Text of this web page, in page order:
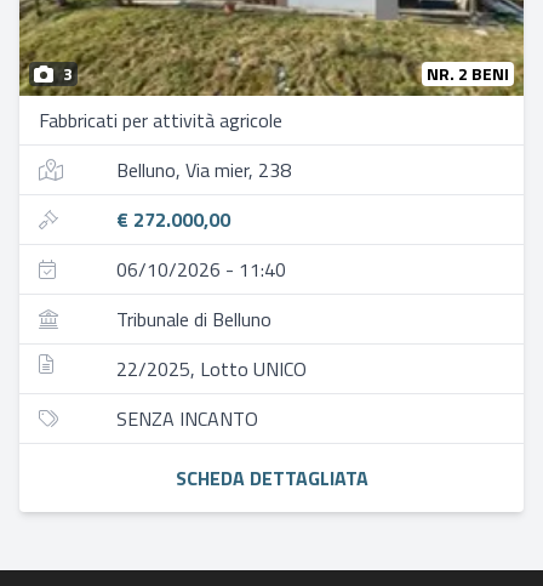
3 NR. 2 BENI
Fabbricati per attività agricole
Belluno, Via mier, 238
€ 272.000,00
06/10/2026 - 11:40
Tribunale di Belluno
22/2025, Lotto UNICO
SENZA INCANTO
SCHEDA DETTAGLIATA